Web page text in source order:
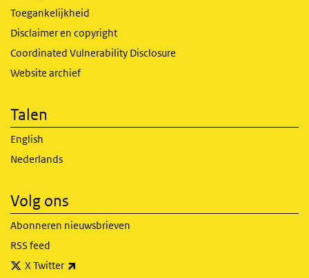
Toegankelijkheid
Disclaimer en copyright
Coordinated Vulnerability Disclosure
Website archief
Talen
English
Nederlands
Volg ons
Abonneren nieuwsbrieven
RSS feed
X Twitter